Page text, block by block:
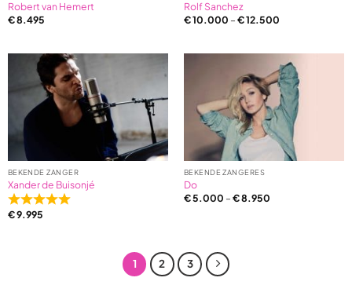
Robert van Hemert
€8.495
Rolf Sanchez
€10.000 –€12.500
BEKENDE ZANGER
Xander de Buisonjé
Rated
5,0
€9.995
BEKENDE ZANGERES
Do
€5.000 –€8.950
1 2 3